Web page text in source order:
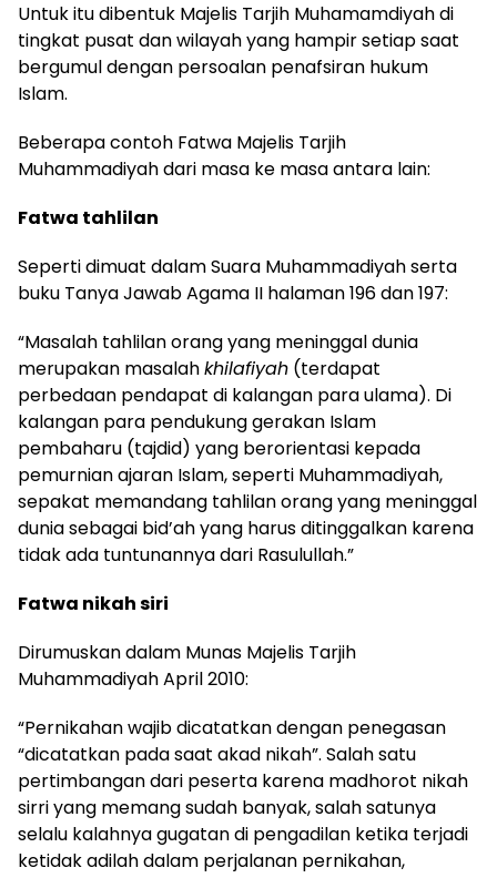
Untuk itu dibentuk Majelis Tarjih Muhamamdiyah di
tingkat pusat dan wilayah yang hampir setiap saat
bergumul dengan persoalan penafsiran hukum
Islam.
Beberapa contoh Fatwa Majelis Tarjih
Muhammadiyah dari masa ke masa antara lain:
Fatwa tahlilan
Seperti dimuat dalam Suara Muhammadiyah serta
buku Tanya Jawab Agama II halaman 196 dan 197:
“Masalah tahlilan orang yang meninggal dunia
merupakan masalahkhilafiyah (terdapat
perbedaan pendapat di kalangan para ulama). Di
kalangan para pendukung gerakan Islam
pembaharu (tajdid) yang berorientasi kepada
pemurnian ajaran Islam, seperti Muhammadiyah,
sepakat memandang tahlilan orang yang meninggal
dunia sebagai bid’ah yang harus ditinggalkan karena
tidak ada tuntunannya dari Rasulullah.”
Fatwa nikah siri
Dirumuskan dalam Munas Majelis Tarjih
Muhammadiyah April 2010:
“Pernikahan wajib dicatatkan dengan penegasan
“dicatatkan pada saat akad nikah”. Salah satu
pertimbangan dari peserta karena madhorot nikah
sirri yang memang sudah banyak, salah satunya
selalu kalahnya gugatan di pengadilan ketika terjadi
ketidak adilah dalam perjalanan pernikahan,